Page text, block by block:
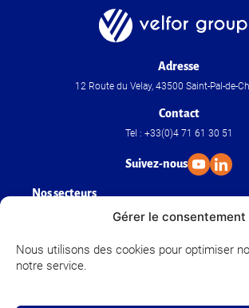
Gérer le consentement
Nous utilisons des cookies pour optimiser
notre service.
Adresse
12 Route du Velay, 43500 Saint-Pal-de-
Contact
Tel : +33(0)4 71 61 30 51
Suivez-nous
Nos secteurs